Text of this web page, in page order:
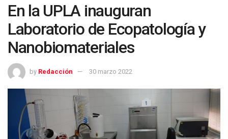
En la UPLA inauguran
Laboratorio de Ecopatología y
Nanobiomateriales
by Redacción 30 marzo 2022